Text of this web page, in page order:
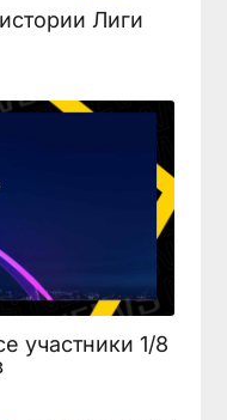
Лиги
участники 1/8